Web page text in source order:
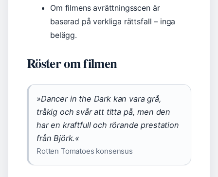
Om filmens avrättningsscen är
baserad på verkliga rättsfall – inga
belägg.
Röster om filmen
»Dancer in the Dark kan vara grå,
tråkig och svår att titta på, men den
har en kraftfull och rörande prestation
från Björk.«
Rotten Tomatoes konsensus